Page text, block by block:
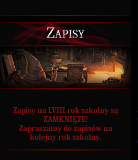
Zapisy
Zapisy na LVIII rok szkolny są
ZAMKNIĘTE!
Zapraszamy do zapisów na
kolejny rok szkolny.